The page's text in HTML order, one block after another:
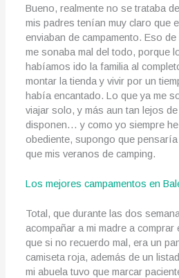
Bueno, realmente no se trataba
mis padres tenían muy claro que
enviaban de campamento. Eso
me sonaba mal del todo, porque
habíamos ido la familia al
montar la tienda y vivir por un
había encantado. Lo que ya me
viajar solo, y más aun tan lejos
disponen… y como yo siempre
obediente, supongo que
que mis veranos de camping.
Los mejores campamentos en
Total, que durante las dos
acompañar a mi madre a
que si no recuerdo mal, era un
camiseta roja, además de un
mi abuela tuvo que marcar